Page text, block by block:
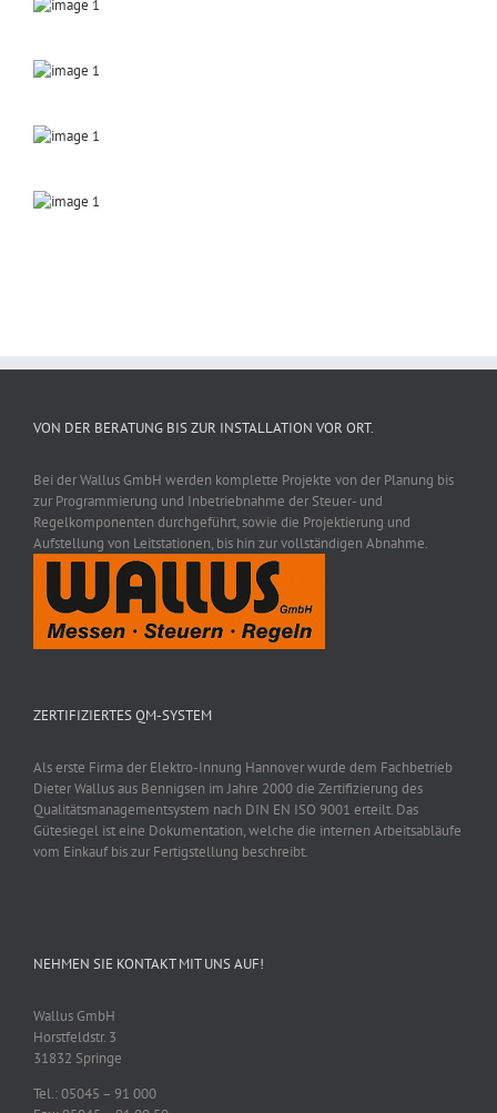
VON DER BERATUNG BIS ZUR INSTALLATION VOR ORT.
Bei der Wallus GmbH werden komplette Projekte von der Planung bis
zur Programmierung und Inbetriebnahme der Steuer- und
Regelkomponenten durchgeführt, sowie die Projektierung und
Aufstellung von Leitstationen, bis hin zur vollständigen Abnahme.
ZERTIFIZIERTES QM-SYSTEM
Als erste Firma der Elektro-Innung Hannover wurde dem Fachbetrieb
Dieter Wallus aus Bennigsen im Jahre 2000 die Zertifizierung des
Qualitätsmanagementsystem nach DIN EN ISO 9001 erteilt. Das
Gütesiegel ist eine Dokumentation, welche die internen Arbeitsabläufe
vom Einkauf bis zur Fertigstellung beschreibt.
NEHMEN SIE KONTAKT MIT UNS AUF!
Wallus GmbH
Horstfeldstr. 3
31832 Springe
Tel.: 05045 – 91 000